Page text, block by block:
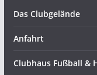
Das Clubgelände
Anfahrt
Clubhaus Fußball &